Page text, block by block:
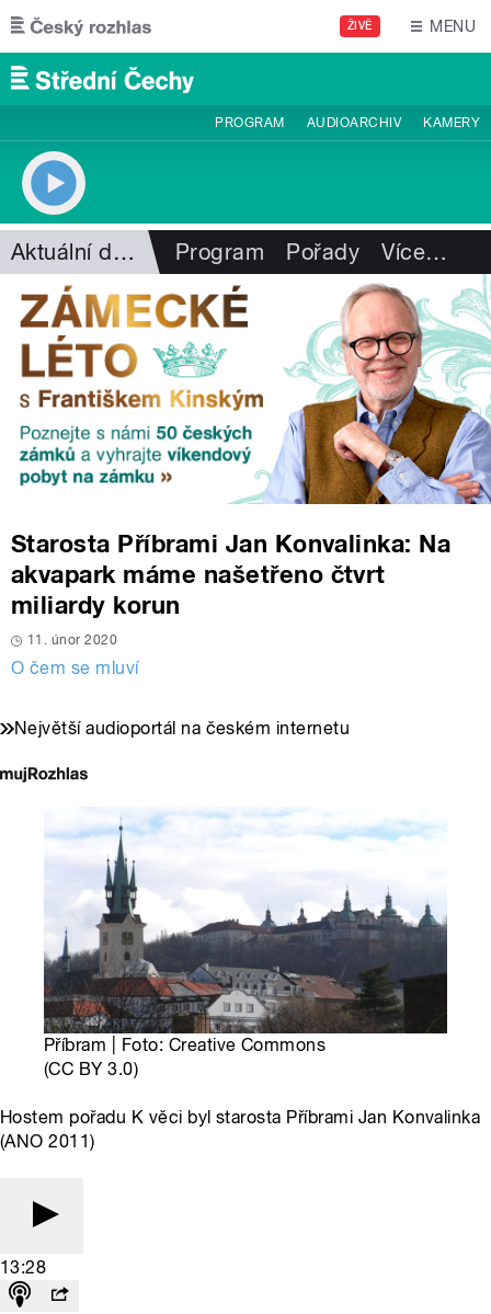
Přejít k hlavnímu obsahu
ŽIVĚ MENU
PROGRAM AUDIOARCHIV KAMERY
Aktuální dění Program Pořady Více…
Starosta Příbrami Jan Konvalinka: Na
akvapark máme našetřeno čtvrt
miliardy korun
11. únor 2020
O čem se mluví
Největší audioportál na českém internetu
Příbram | Foto: Creative Commons
(CC BY 3.0)
Hostem pořadu K věci byl starosta Příbrami Jan Konvalinka
(ANO 2011)
13:28